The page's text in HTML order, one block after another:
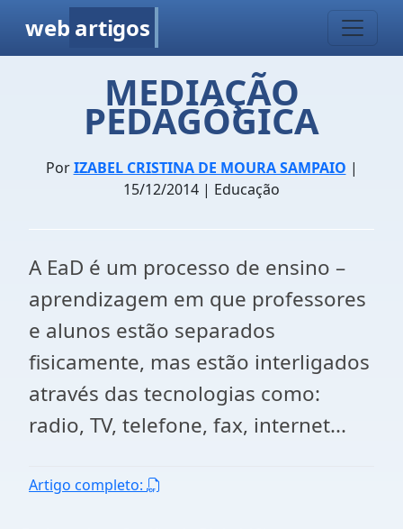
web artigos
MEDIAÇÃO
PEDAGÓGICA
PorIZABEL CRISTINA DE MOURA SAMPAIO |
15/12/2014 | Educação
A EaD é um processo de ensino –
aprendizagem em que professores
e alunos estão separados
fisicamente, mas estão interligados
através das tecnologias como:
radio, TV, telefone, fax, internet...
Artigo completo: